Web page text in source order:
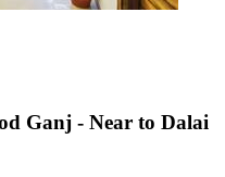
Ganj - Near to Dalai